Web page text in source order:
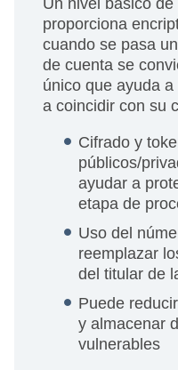
Un nivel básico
proporciona
cuando se pasa
de cuenta se
único que ayuda
a coincidir con su
Cifrado y
públicos/
ayudar a
etapa de
Uso del
reemplazar
del titular de
Puede
y almacenar
vulnerables